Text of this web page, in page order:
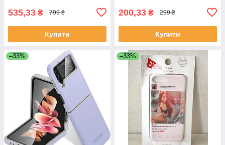
535,33 ₴ 799 ₴
Купити
200,33 ₴ 299 ₴
Купити
–33% –33%